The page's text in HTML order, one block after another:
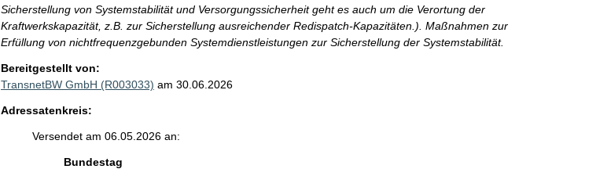
Sicherstellung von Systemstabilität und Versorgungssicherheit geht es auch um die Verortung der
Kraftwerkskapazität, z.B. zur Sicherstellung ausreichender Redispatch-Kapazitäten.). Maßnahmen zur
Erfüllung von nichtfrequenzgebunden Systemdienstleistungen zur Sicherstellung der Systemstabilität.
Bereitgestellt von:
TransnetBW GmbH (R003033) am 30.06.2026
Adressatenkreis:
Versendet am 06.05.2026 an:
Bundestag